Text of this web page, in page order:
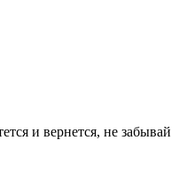
и вернется, не забывай